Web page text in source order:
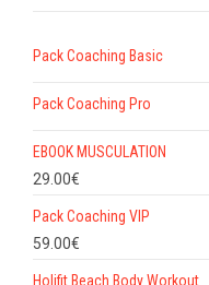
Pack Coaching Basic
Pack Coaching Pro
EBOOK MUSCULATION
29.00€
Pack Coaching VIP
59.00€
Holifit Beach Body Workout